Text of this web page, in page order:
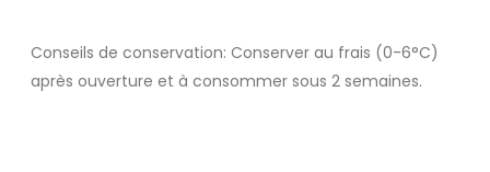
Conseils de conservation: Conserver au frais (0-6°C)
après ouverture et à consommer sous 2 semaines.